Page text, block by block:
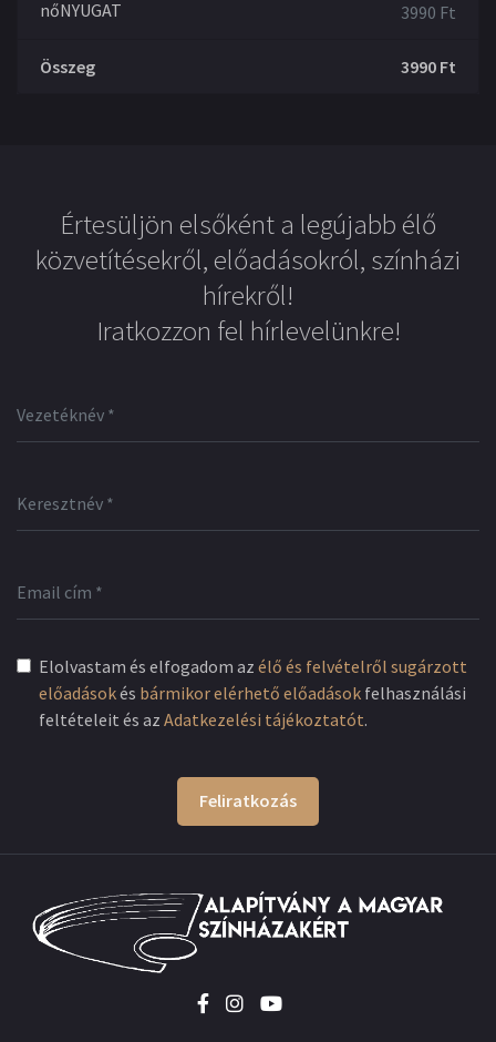
nőNYUGAT 3990 Ft
Összeg 3990 Ft
Értesüljön elsőként a legújabb élő
közvetítésekről, előadásokról, színházi
hírekről!
Iratkozzon fel hírlevelünkre!
Elolvastam és elfogadom az élő és felvételről sugárzott
előadásokés bármikor elérhető előadások felhasználási
feltételeit és az Adatkezelési tájékoztatót.
Feliratkozás